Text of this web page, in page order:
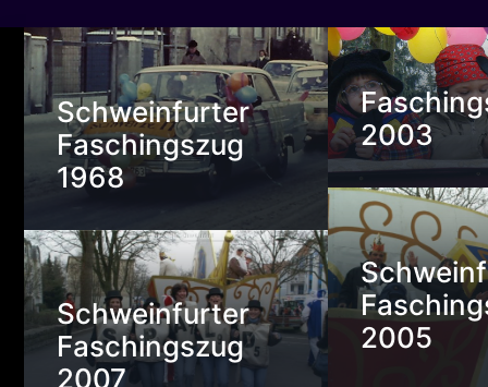
Schweinfurter
Faschingszug
1968
2003
2005
Schweinfurter
Faschingszug
2007